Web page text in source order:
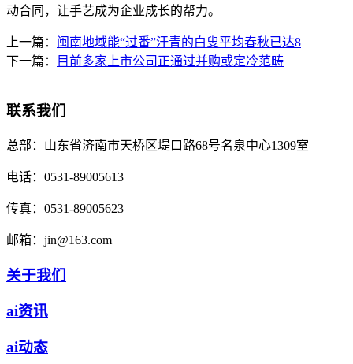
动合同，让手艺成为企业成长的帮力。
上一篇： 闽南地域能“过番”汗青的白叟平均春秋已达8
下一篇：
目前多家上市公司正通过并购或定冷范畴
联系我们
总部： 山东省济南市天桥区堤口路68号名泉中心1309室
电话： 0531-89005613
传真： 0531-89005623
邮箱： jin@163.com
关于我们
ai资讯
ai动态